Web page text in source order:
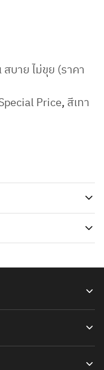
บาย ไม่ขุย (ราคา
Price, สีเทา